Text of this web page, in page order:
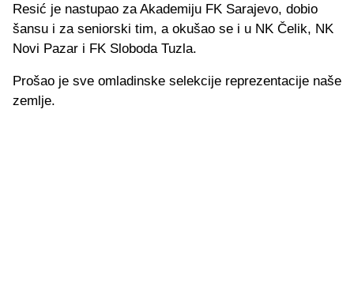
Resić je nastupao za Akademiju FK Sarajevo, dobio
šansu i za seniorski tim, a okušao se i u NK Čelik, NK
Novi Pazar i FK Sloboda Tuzla.
Prošao je sve omladinske selekcije reprezentacije naše
zemlje.